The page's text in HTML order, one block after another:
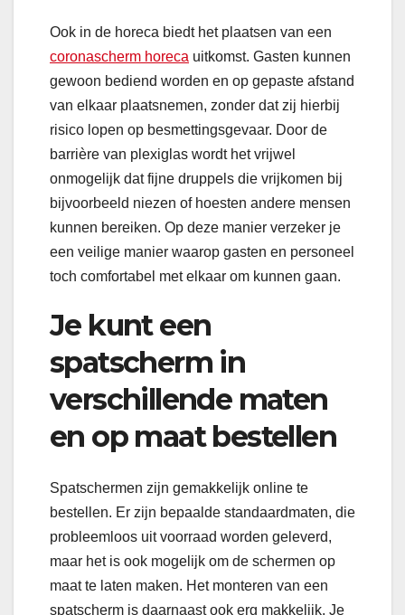
Ook in de horeca biedt het plaatsen van een
coronascherm horeca uitkomst. Gasten kunnen
gewoon bediend worden en op gepaste afstand
van elkaar plaatsnemen, zonder dat zij hierbij
risico lopen op besmettingsgevaar. Door de
barrière van plexiglas wordt het vrijwel
onmogelijk dat fijne druppels die vrijkomen bij
bijvoorbeeld niezen of hoesten andere mensen
kunnen bereiken. Op deze manier verzeker je
een veilige manier waarop gasten en personeel
toch comfortabel met elkaar om kunnen gaan.
Je kunt een
spatscherm in
verschillende maten
en op maat bestellen
Spatschermen zijn gemakkelijk online te
bestellen. Er zijn bepaalde standaardmaten, die
probleemloos uit voorraad worden geleverd,
maar het is ook mogelijk om de schermen op
maat te laten maken. Het monteren van een
spatscherm is daarnaast ook erg makkelijk. Je